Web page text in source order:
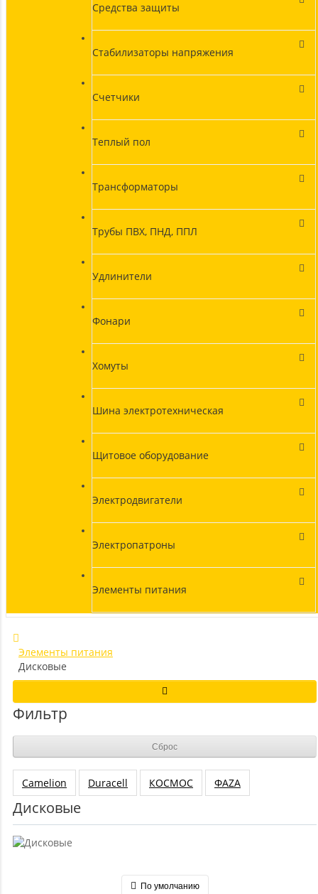
Средства защиты
Стабилизаторы напряжения
Счетчики
Теплый пол
Трансформаторы
Трубы ПВХ, ПНД, ППЛ
Удлинители
Фонари
Хомуты
Шина электротехническая
Щитовое оборудование
Электродвигатели
Электропатроны
Элементы питания
Элементы питания
Дисковые
Фильтр
Сброс
Camelion Duracell КОСМОС ФАZA
Дисковые
По умолчанию